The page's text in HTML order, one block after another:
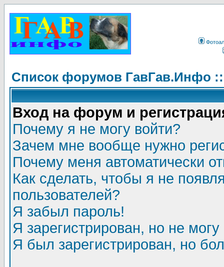
Список форумов ГавГав.Инфо
Вход на форум и
Почему я не могу войти?
Зачем мне вообще нужно
Почему меня автоматически
Как сделать, чтобы я не
пользователей?
Я забыл пароль!
Я зарегистрирован, но не могу
Я был зарегистрирован, но